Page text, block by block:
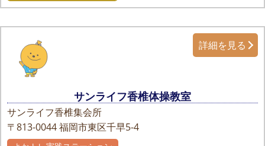
サンライフ香椎体操教室
サンライフ香椎集会所
〒813-0044福岡市東区千早5-4
詳細を見る